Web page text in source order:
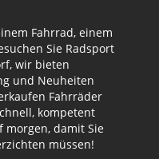
Fahrrad, einem
Sie Radsport
wir bieten
und Neuheiten
Fahrräder
kompetent
morgen, damit Sie
müssen!